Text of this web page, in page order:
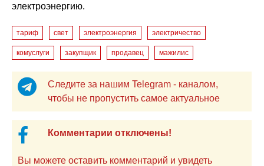
электроэнергию.
тариф свет электроэнергия электричество
комуслуги закупщик продавец мажилис
Следите за нашим Telegram - каналом,
чтобы не пропустить самое актуальное
Комментарии отключены!
Вы можете оставить комментарий и увидеть